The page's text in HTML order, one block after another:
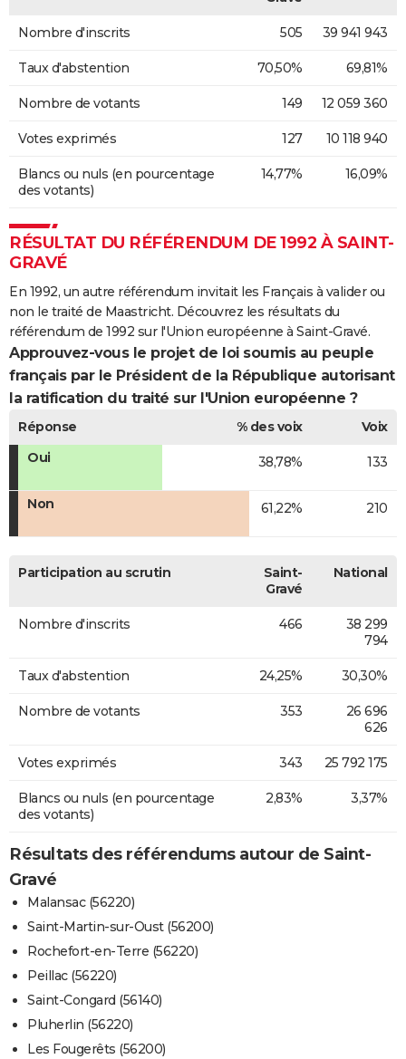
Nombre d'inscrits 505 39 941 943
Taux d'abstention 70,50% 69,81%
Nombre de votants 149 12 059 360
Votes exprimés 127 10 118 940
Blancs ou nuls (en pourcentage
des votants)
14,77% 16,09%
RÉSULTAT DU RÉFÉRENDUM DE 1992 À SAINT-
GRAVÉ
En 1992, un autre référendum invitait les Français à valider ou
non le traité de Maastricht. Découvrez les résultats du
référendum de 1992 sur l'Union européenne à Saint-Gravé.
Approuvez-vous le projet de loi soumis au peuple
français par le Président de la République autorisant
la ratification du traité sur l'Union européenne ?
Réponse % des voix
Voix
Oui
38,78% 133
Non 61,22% 210
Participation au scrutin
Saint-
Gravé
National
Nombre d'inscrits 466
38 299
794
Taux d'abstention 24,25% 30,30%
Nombre de votants 353
26 696
626
Votes exprimés 343 25 792 175
Blancs ou nuls (en pourcentage
des votants)
2,83% 3,37%
Résultats des référendums autour de Saint-
Gravé
Malansac (56220)
Saint-Martin-sur-Oust (56200)
Rochefort-en-Terre (56220)
Peillac (56220)
Saint-Congard (56140)
Pluherlin (56220)
Les Fougerêts (56200)